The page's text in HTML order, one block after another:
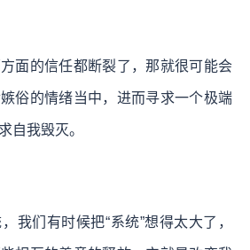
面的信任都断裂了，那就很可能会
俗的情绪当中，进而寻求一个极端
自我毁灭。
我们有时候把“系统”想得太大了，